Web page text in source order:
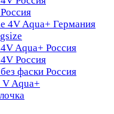
4V Aqua+ Германия
Aqua+ Россия
Россия
фаски Россия
V Aqua+